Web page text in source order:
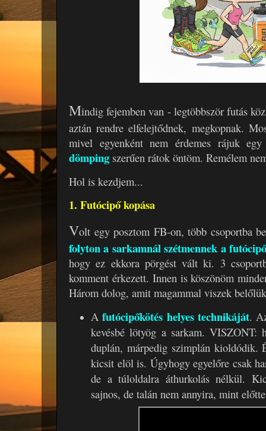
Mindig fejemben van - legtöbbször futás
aztán rendre elfelejtődnek, megkopnak.
mivel egyenként nem érdemes rájuk
dömping szerűen rátok öntöm. Remélem
Hol is kezdjem...
1. Futócipő kopása
Volt egy posztom FB-on, több csoportba
folyton a sarkamnál szétmennek a
hogy ez ekkora pörgést vált ki. 3
komment érkezett. Innen is köszönöm
Három dolog, amit magammal viszek
Afutócipőkötés helyes technikáját.
kevésbé lötyög a sarkam.
duplán, márpedig szimplán kioldódik.
kicsit elöl is. Úgyhogy egyelőre csak
de a túloldalra áthurkolás nélkül.
sajnos, de talán nem annyira, mint